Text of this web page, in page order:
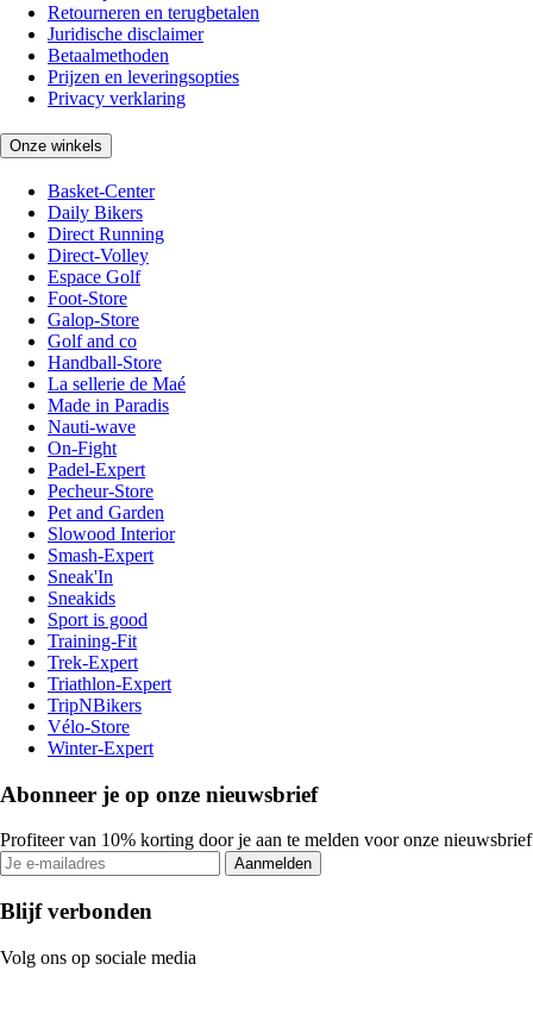
Retourneren en terugbetalen
Juridische disclaimer
Betaalmethoden
Prijzen en leveringsopties
Privacy verklaring
Onze winkels
Basket-Center
Daily Bikers
Direct Running
Direct-Volley
Espace Golf
Foot-Store
Galop-Store
Golf and co
Handball-Store
La sellerie de Maé
Made in Paradis
Nauti-wave
On-Fight
Padel-Expert
Pecheur-Store
Pet and Garden
Slowood Interior
Smash-Expert
Sneak'In
Sneakids
Sport is good
Training-Fit
Trek-Expert
Triathlon-Expert
TripNBikers
Vélo-Store
Winter-Expert
Abonneer je op onze nieuwsbrief
Profiteer van 10% korting door je aan te melden voor onze nieuwsbrief
Aanmelden
Blijf verbonden
Volg ons op sociale media